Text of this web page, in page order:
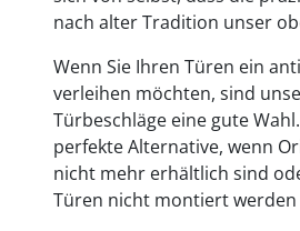
nach alter Tradition unser
Wenn Sie Ihren Türen ein
verleihen möchten, sind
Türbeschläge eine gute
perfekte Alternative, wenn
nicht mehr erhältlich sind
Türen nicht montiert werden